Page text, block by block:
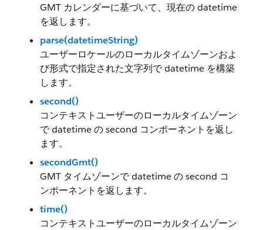
GMT カレンダーに基づいて、現在の datetime
を返します。
parse(datetimeString)
ユーザーロケールのローカルタイムゾーンおよ
び形式で指定された文字列で datetime を構築
します。
second()
コンテキストユーザーのローカルタイムゾーン
で datetime の second コンポーネントを返し
ます。
secondGmt()
GMT タイムゾーンで datetime の second コ
ンポーネントを返します。
time()
コンテキストユーザーのローカルタイムゾーン